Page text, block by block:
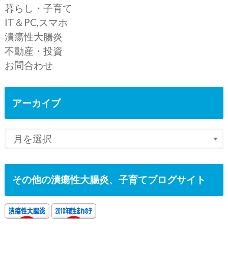
暮らし・子育て
IT＆PC,スマホ
潰瘍性大腸炎
不動産・投資
お問合わせ
アーカイブ
その他の潰瘍性大腸炎、子育てブログサイト